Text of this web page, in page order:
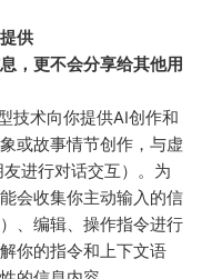
供
，更不会分享给其他用
技术向你提供AI创作和
或故事情节创作，与虚
进行对话交互）。为
会收集你主动输入的信
、编辑、操作指令进行
你的指令和上下文语